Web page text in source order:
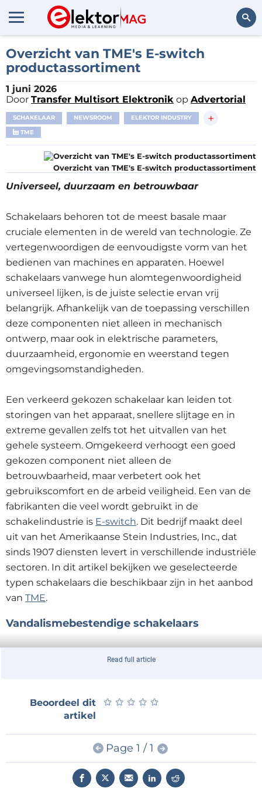
Overzicht van TME's E-switch
productassortiment
1 juni 2026
Door Transfer Multisort Elektronik op Advertorial
SCHAKELAAR NEWSROOM ELEKTOR INDUSTRY +
TME
Overzicht van TME's E-switch productassortiment
Universeel, duurzaam en betrouwbaar
Schakelaars behoren tot de meest basale maar
cruciale elementen in de wereld van technologie. Ze
vertegenwoordigen de eenvoudigste vorm van het
bedienen van machines en apparaten. Hoewel
schakelaars vanwege hun alomtegenwoordigheid
universeel lijken, is de juiste selectie ervan vrij
belangrijk. Afhankelijk van de toepassing verschillen
deze componenten niet alleen in mechanisch
ontwerp, maar ook in elektrische parameters,
duurzaamheid, ergonomie en weerstand tegen
omgevingsomstandigheden.
Een verkeerd gekozen schakelaar kan leiden tot
storingen van het apparaat, snellere slijtage en in
extreme gevallen zelfs tot het uitvallen van het
gehele systeem. Omgekeerd verhoogt een goed
gekozen component niet alleen de
betrouwbaarheid, maar verbetert ook het
gebruikscomfort en de arbeid veiligheid. Een van de
fabrikanten die veel wordt gebruikt in de
schakelindustrie is E-switch. Dit bedrijf maakt deel
uit van het Amerikaanse Stein Industries, Inc., dat
sinds 1907 diensten levert in verschillende industriële
sectoren. In dit artikel bekijken we geselecteerde
typen schakelaars die beschikbaar zijn in het aanbod
van TME.
Vandalismebestendige schakelaars
Read full article
Beoordeel dit
artikel
★ ★ ★ ★ ★
★ ★ ★ ★ ★
Page 1 / 1